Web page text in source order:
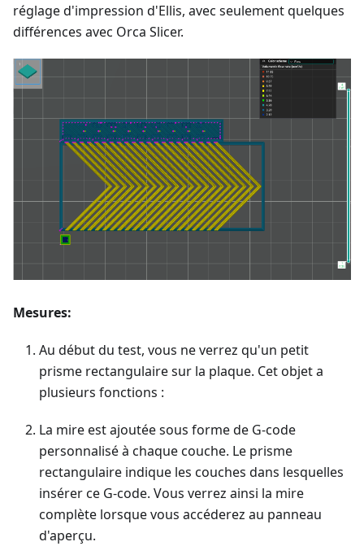
réglage d'impression d'Ellis, avec seulement quelques
différences avec Orca Slicer.
Mesures:
Au début du test, vous ne verrez qu'un petit
prisme rectangulaire sur la plaque. Cet objet a
plusieurs fonctions :
La mire est ajoutée sous forme de G-code
personnalisé à chaque couche. Le prisme
rectangulaire indique les couches dans lesquelles
insérer ce G-code. Vous verrez ainsi la mire
complète lorsque vous accéderez au panneau
d'aperçu.